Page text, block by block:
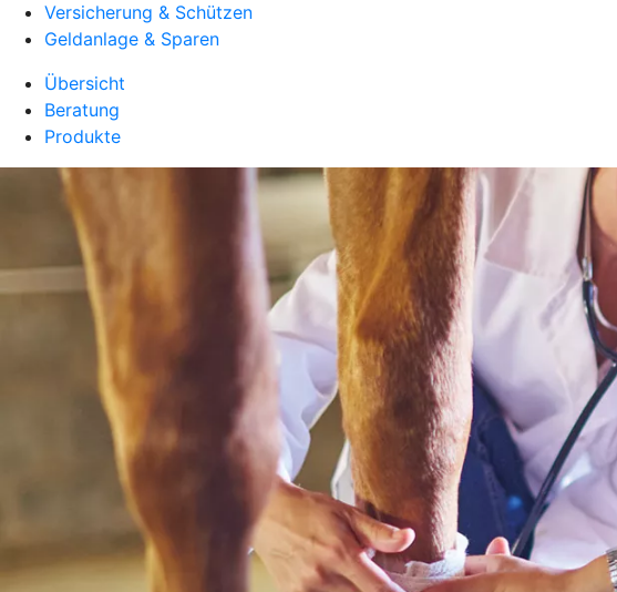
Versicherung & Schützen
Geldanlage & Sparen
Übersicht
Beratung
Produkte